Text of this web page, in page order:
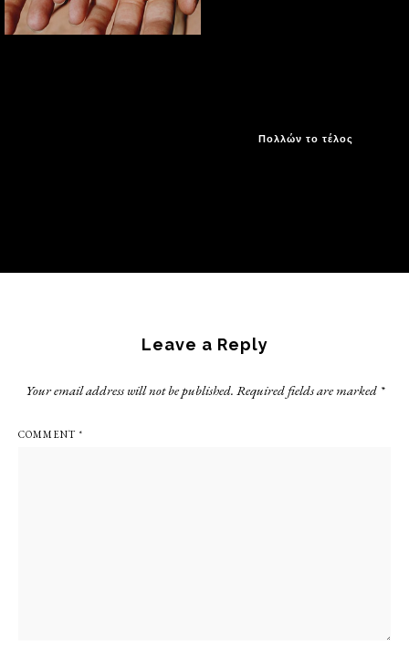
Πολλών το τέλος
InteractionsLeave a Reply
Your email address will not be published. Required fields are marked *
COMMENT *